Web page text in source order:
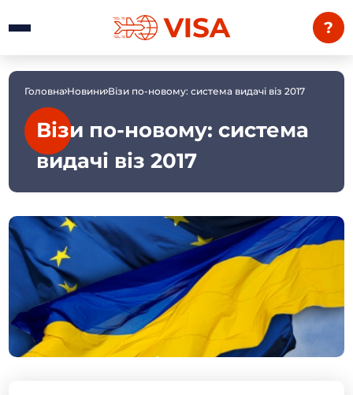
?
Головна Новини Візи по-новому: система видачі віз 2017
Візи по-новому: система
видачі віз 2017